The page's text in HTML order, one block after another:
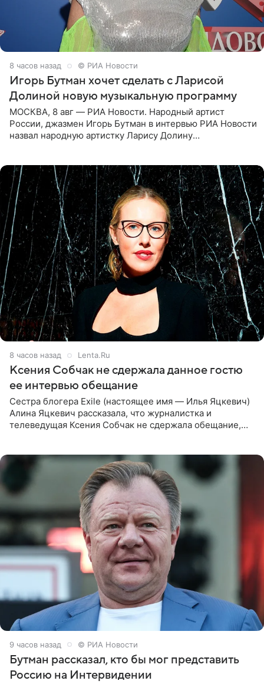
8 часов назад © РИА Новости
Игорь Бутман хочет сделать с Ларисой
Долиной новую музыкальную программу
МОСКВА, 8 авг — РИА Новости. Народный артист
России, джазмен Игорь Бутман в интервью РИА Новости
назвал народную артистку Ларису Долину
8 часов назад Lenta.Ru
Ксения Собчак не сдержала данное гостю
ее интервью обещание
Сестра блогера Exile (настоящее имя — Илья Яцкевич)
Алина Яцкевич рассказала, что журналистка и
телеведущая Ксения Собчак не сдержала обещание,
9 часов назад © РИА Новости
Бутман рассказал, кто бы мог представить
Россию на Интервидении